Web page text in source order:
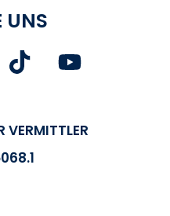
UNS
VERMITTLER